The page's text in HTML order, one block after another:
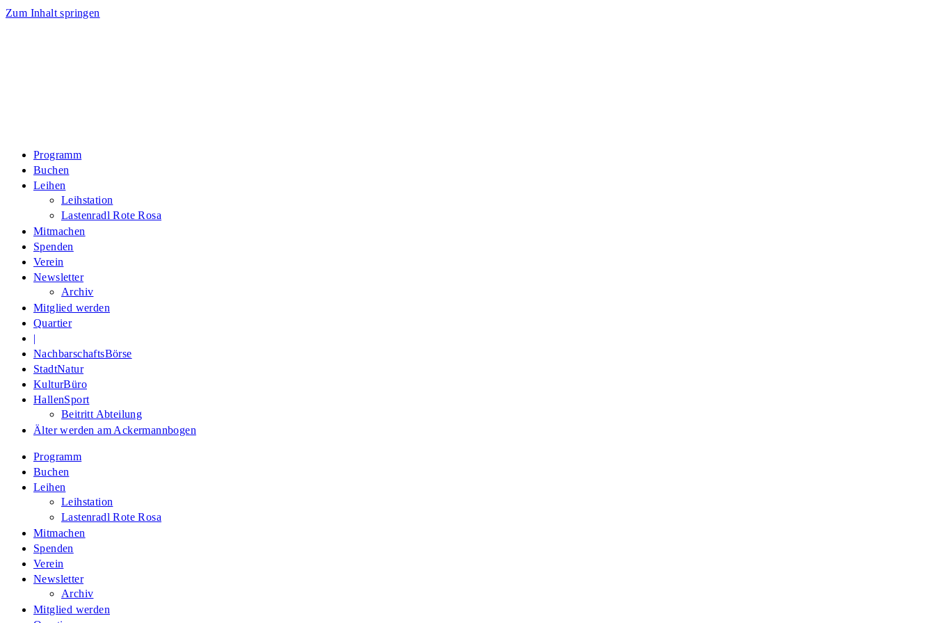
Zum Inhalt springen
Programm
Buchen
Leihen
Leihstation
Lastenradl Rote Rosa
Mitmachen
Spenden
Verein
Newsletter
Archiv
Mitglied werden
Quartier
|
NachbarschaftsBörse
StadtNatur
KulturBüro
HallenSport
Beitritt Abteilung
Älter werden am Ackermannbogen
Programm
Buchen
Leihen
Leihstation
Lastenradl Rote Rosa
Mitmachen
Spenden
Verein
Newsletter
Archiv
Mitglied werden